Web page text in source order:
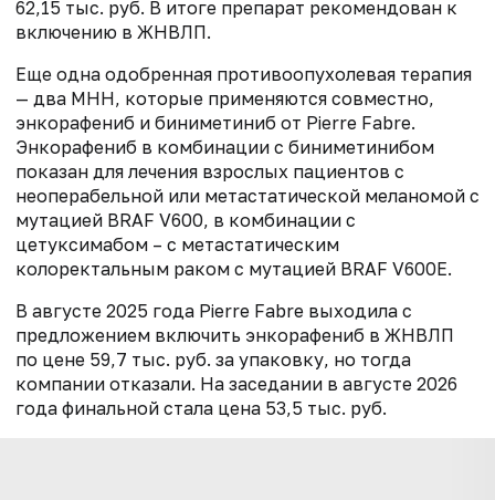
62,15 тыс. руб. В итоге препарат рекомендован к
включению в ЖНВЛП.
Еще одна одобренная противоопухолевая терапия
— два МНН, которые применяются совместно,
энкорафениб и биниметиниб от Pierre Fabre.
Энкорафениб в комбинации с биниметинибом
показан для лечения взрослых пациентов с
неоперабельной или метастатической меланомой с
мутацией BRAF V600, в комбинации с
цетуксимабом – с метастатическим
колоректальным раком с мутацией BRAF V600E.
В августе 2025 года Pierre Fabre выходила с
предложением включить энкорафениб в ЖНВЛП
по цене 59,7 тыс. руб. за упаковку, но тогда
компании отказали. На заседании в августе 2026
года финальной стала цена 53,5 тыс. руб.